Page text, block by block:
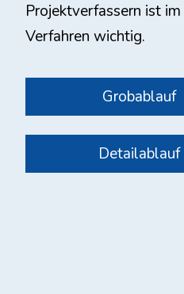
Projektverfassern ist
Verfahren wichtig.
Grobablauf
Detailablauf